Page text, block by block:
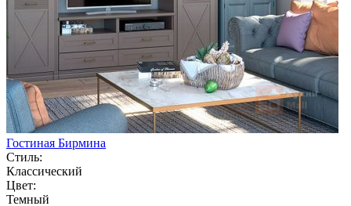
Гостиная Бирмина
Стиль:
Классический
Цвет:
Темный